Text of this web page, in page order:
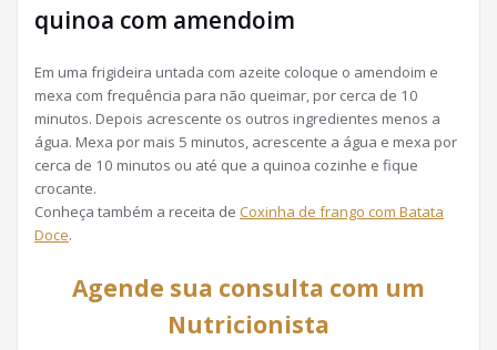
quinoa com amendoim
Em uma frigideira untada com azeite coloque o amendoim e
mexa com frequência para não queimar, por cerca de 10
minutos. Depois acrescente os outros ingredientes menos a
água. Mexa por mais 5 minutos, acrescente a água e mexa por
cerca de 10 minutos ou até que a quinoa cozinhe e fique
crocante.
Conheça também a receita de Coxinha de frango com Batata
Doce.
Agende sua consulta com um
Nutricionista